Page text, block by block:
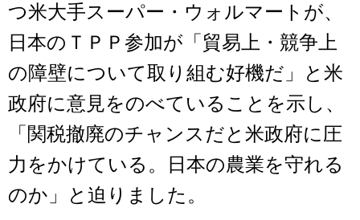
つ米大手スーパー・ウォルマートが、
日本のＴＰＰ参加が「貿易上・競争上
の障壁について取り組む好機だ」と米
政府に意見をのべていることを示し、
「関税撤廃のチャンスだと米政府に圧
力をかけている。日本の農業を守れる
のか」と迫りました。